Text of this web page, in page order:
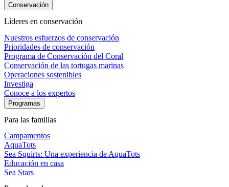
Conservación
Líderes en conservación
Nuestros esfuerzos de conservación
Prioridades de conservación
Programa de Conservación del Coral
Conservación de las tortugas marinas
Operaciones sostenibles
Investiga
Conoce a los expertos
Programas
Para las familias
Campamentos
AquaTots
Sea Squirts: Una experiencia de AquaTots
Educación en casa
Sea Stars